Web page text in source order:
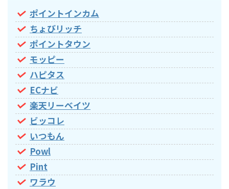
ポイントインカム
ちょびリッチ
ポイントタウン
モッピー
ハピタス
ECナビ
楽天リーベイツ
ビッコレ
いつもん
Powl
Pint
ワラウ